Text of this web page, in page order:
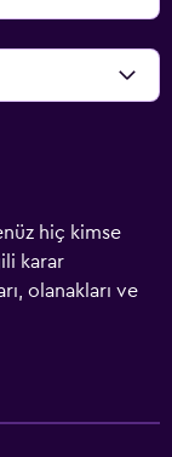
hiç kimse
karar
olanakları ve